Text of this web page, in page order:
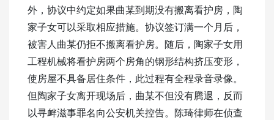
外，协议中约定如果曲某到期没有搬离看护房，陶
家子女可以采取相应措施。协议签订满一个月后，
被害人曲某仍拒不搬离看护房。随后，陶家子女用
工程机械将看护房两个房角的钢形结构挤压变形，
使房屋不具备居住条件，此过程有全程录音录像。
但陶家子女离开现场后，曲某不但没有腾退，反而
以寻衅滋事罪名向公安机关控告。陈琦律师在侦查